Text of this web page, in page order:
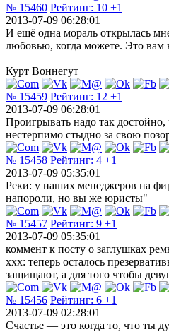
№ 15460 Рейтинг: 10 +1
2013-07-09 06:28:01
И ещё одна мораль открылась
любовью, когда можете. Это вам
Курт Воннегут
№ 15459 Рейтинг: 12 +1
2013-07-09 06:28:01
Проигрывать надо так
нестерпимо стыдно за свою
№ 15458 Рейтинг: 4 +1
2013-07-09 05:35:01
Реки: у наших менеджеров на
напороли, но вы же юристы"
№ 15457 Рейтинг: 9 +1
2013-07-09 05:35:01
коммент к посту о заглушках
xxx: теперь осталось
защищают, а для того чтобы
№ 15456 Рейтинг: 6 +1
2013-07-09 02:28:01
Счастье — это когда то, что ты